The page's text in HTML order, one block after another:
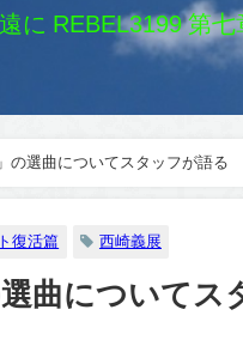
に REBEL3199 第
の選曲についてスタッフが語る
復活篇 西崎義展
曲についてス